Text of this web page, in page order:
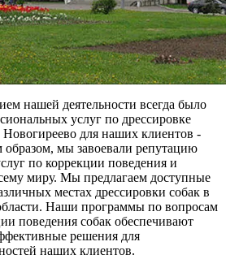
нашей деятельности всегда было
услуг по дрессировке
для наших клиентов -
мы завоевали репутацию
по коррекции поведения и
миру. Мы предлагаем доступные
местах дрессировки собак в
Наши программы по вопросам
поведения собак обеспечивают
решения для
наших клиентов.